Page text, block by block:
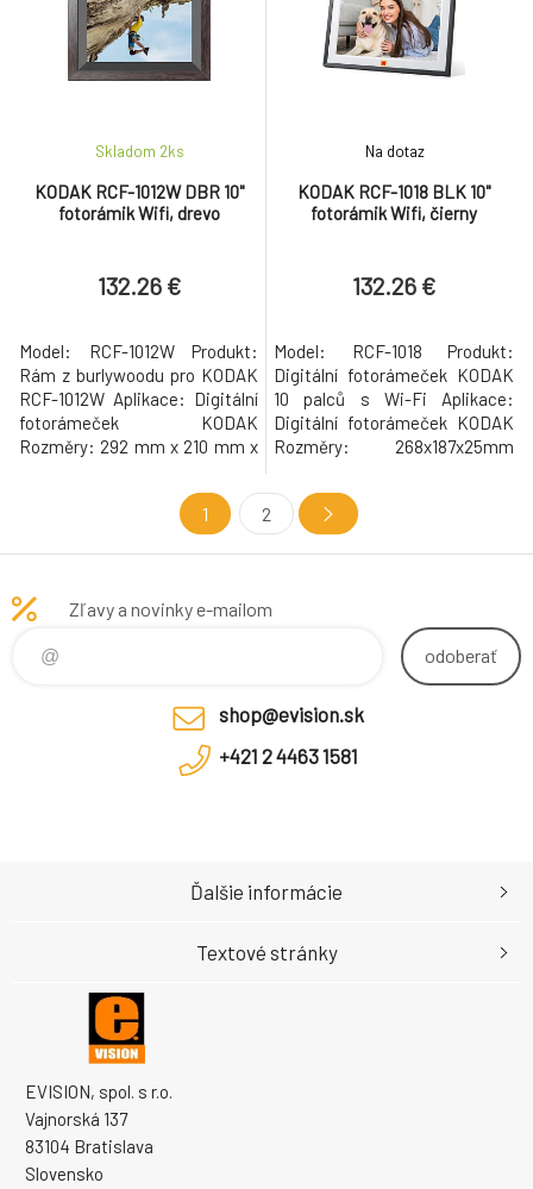
Dotyková obrazovka + 1 tlačítko
zapnutí/vypnutí Rozlišení:
1024*600 16:9 Velikost
displeje: 7 palců IPS R
Dotyková obrazovka + 1 tlačítko
zapnutí/vypnutí/hlasitost -/+
Rozlišení: 800*1280 16:10
KODAK RCF-1012W DBR 10"
fotorámik Wifi, drevo
Skladom 2ks
132.26 €
Model: RCF-1012W Produkt:
Rám z burlywoodu pro KODAK
RCF-1012W Aplikace: Digitální
fotorámeček KODAK
Rozměry: 292 mm x 210 mm x
Procesor: RK3326 čtyřjádrový
A35 1,5 GHz Paměť DDR: 1 GB
Flash paměť: 32 GB Dotyková
x 1280 16:10 Velikost displeje:
KODAK RCF-1018 BLK 10"
fotorámik Wifi, čierny
Na dotaz
132.26 €
Model: RCF-1018 Produkt:
Digitální fotorámeček KODAK
10 palců s Wi-Fi Aplikace:
Digitální fotorámeček KODAK
Rozměry: 268x187x25mm
Čtyřjádrový Paměť DDR: 1 GB
Flash paměť: 32 GB Dotyková
obrazovka + 1 tlačítko
Reproduktor: 8?1W*2 Porty:
1 2
Zľavy a novinky e-mailom
odoberať
shop@evision.sk
+421 2 4463 1581
EVISION, spol. s r.o.
Vajnorská 137
83104 Bratislava
Slovensko
Ďalšie informácie
Textové stránky